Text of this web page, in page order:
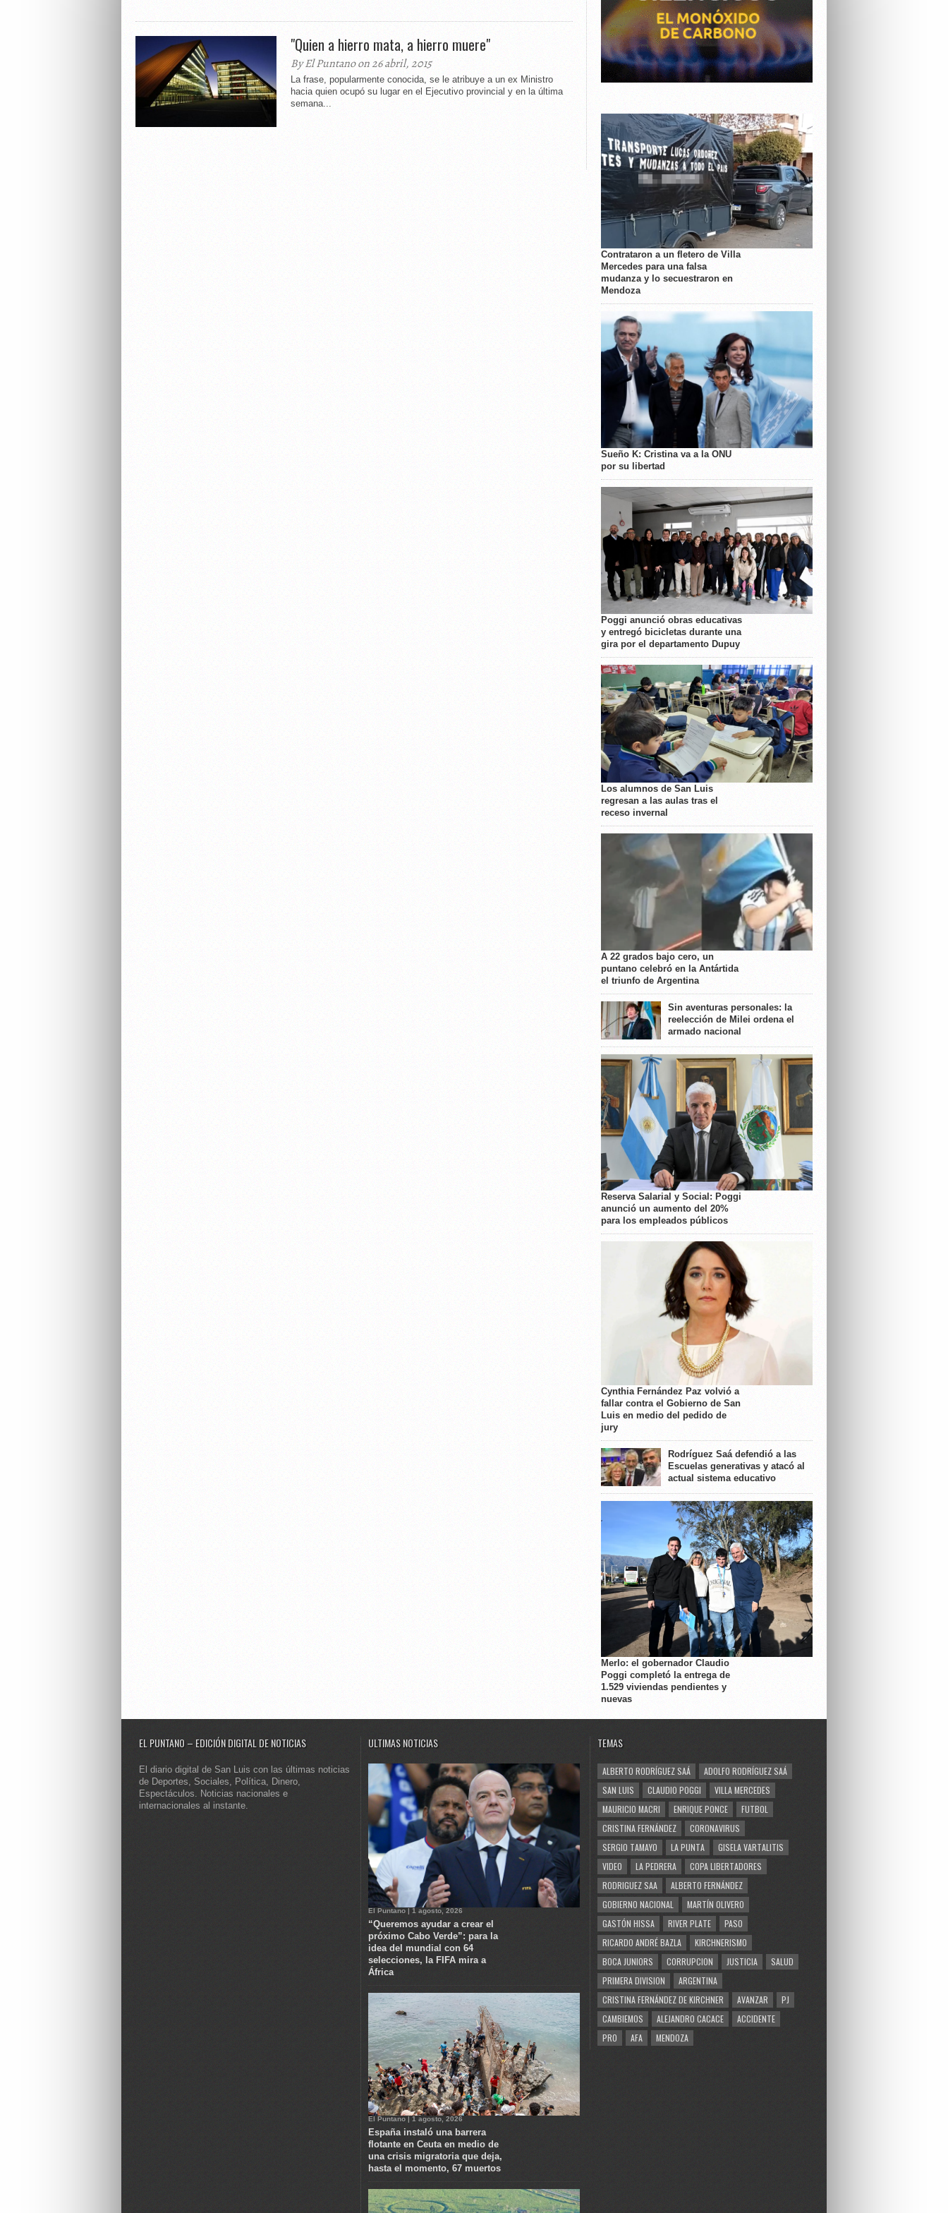
"Quien a hierro mata, a hierro muere"
By El Puntano on 26 abril, 2015
La frase, popularmente conocida, se le atribuye a un ex Ministro
hacia quien ocupó su lugar en el Ejecutivo provincial y en la última
semana...
Contrataron a un fletero de Villa
Mercedes para una falsa
mudanza y lo secuestraron en
Mendoza
Sueño K: Cristina va a la ONU
por su libertad
Poggi anunció obras educativas
y entregó bicicletas durante una
gira por el departamento Dupuy
Los alumnos de San Luis
regresan a las aulas tras el
receso invernal
A 22 grados bajo cero, un
puntano celebró en la Antártida
el triunfo de Argentina
Sin aventuras personales: la
reelección de Milei ordena el
armado nacional
Reserva Salarial y Social: Poggi
anunció un aumento del 20%
para los empleados públicos
Cynthia Fernández Paz volvió a
fallar contra el Gobierno de San
Luis en medio del pedido de
jury
Rodríguez Saá defendió a las
Escuelas generativas y atacó al
actual sistema educativo
Merlo: el gobernador Claudio
Poggi completó la entrega de
1.529 viviendas pendientes y
nuevas
EL PUNTANO – EDICIÓN DIGITAL DE NOTICIAS
El diario digital de San Luis con las últimas noticias
de Deportes, Sociales, Política, Dinero,
Espectáculos. Noticias nacionales e
internacionales al instante.
ULTIMAS NOTICIAS
El Puntano | 1 agosto, 2026
“Queremos ayudar a crear el
próximo Cabo Verde”: para la
idea del mundial con 64
selecciones, la FIFA mira a
África
El Puntano | 1 agosto, 2026
España instaló una barrera
flotante en Ceuta en medio de
una crisis migratoria que deja,
hasta el momento, 67 muertos
TEMAS
ALBERTO RODRÍGUEZ SAÁ
ADOLFO RODRÍGUEZ SAÁ
SAN LUIS
CLAUDIO POGGI
VILLA MERCEDES
MAURICIO MACRI
ENRIQUE PONCE
FUTBOL
CRISTINA FERNÁNDEZ
CORONAVIRUS
SERGIO TAMAYO
LA PUNTA
GISELA VARTALITIS
VIDEO
LA PEDRERA
COPA LIBERTADORES
RODRIGUEZ SAA
ALBERTO FERNÁNDEZ
GOBIERNO NACIONAL
MARTÍN OLIVERO
GASTÓN HISSA
RIVER PLATE
PASO
RICARDO ANDRÉ BAZLA
KIRCHNERISMO
BOCA JUNIORS
CORRUPCION JUSTICIA
SALUD
PRIMERA DIVISION
ARGENTINA
CRISTINA FERNÁNDEZ DE KIRCHNER
AVANZAR
PJ
CAMBIEMOS
ALEJANDRO CACACE
ACCIDENTE
PRO
AFA MENDOZA